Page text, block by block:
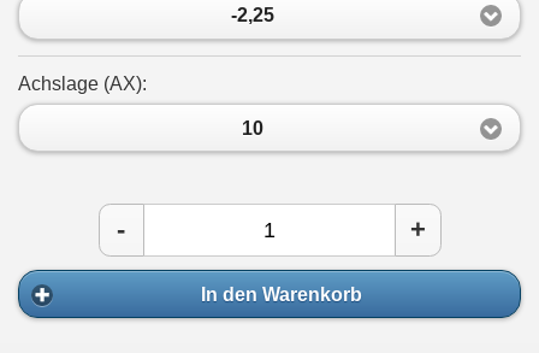
-2,25
Achslage (AX):
10
- +
In den Warenkorb